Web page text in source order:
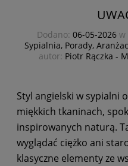
Dodano: 06-05-2026w
Sypialnia, Porady,
autor: Piotr Rączka -
Styl angielski w sypialni
miękkich tkaninach,
inspirowanych naturą.
wyglądać ciężko ani
klasyczne elementy ze